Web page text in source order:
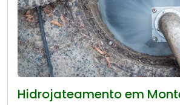
Hidrojateamento em